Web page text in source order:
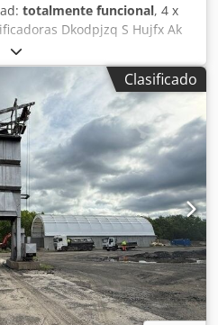
totalmente funcional, 4 x
Dkodpjzq S Hujfx Ak
transportadora/banda de
en caso de existir
Clasificado